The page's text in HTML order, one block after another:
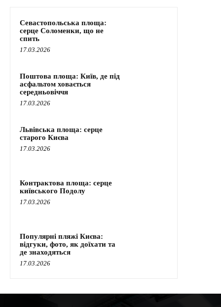
Севастопольська площа:
серце Соломенки, що не
спить
17.03.2026
Поштова площа: Київ, де під
асфальтом ховається
середньовіччя
17.03.2026
Львівська площа: серце
старого Києва
17.03.2026
Контрактова площа: серце
київського Подолу
17.03.2026
Популярні пляжі Києва:
відгуки, фото, як доїхати та
де знаходяться
17.03.2026